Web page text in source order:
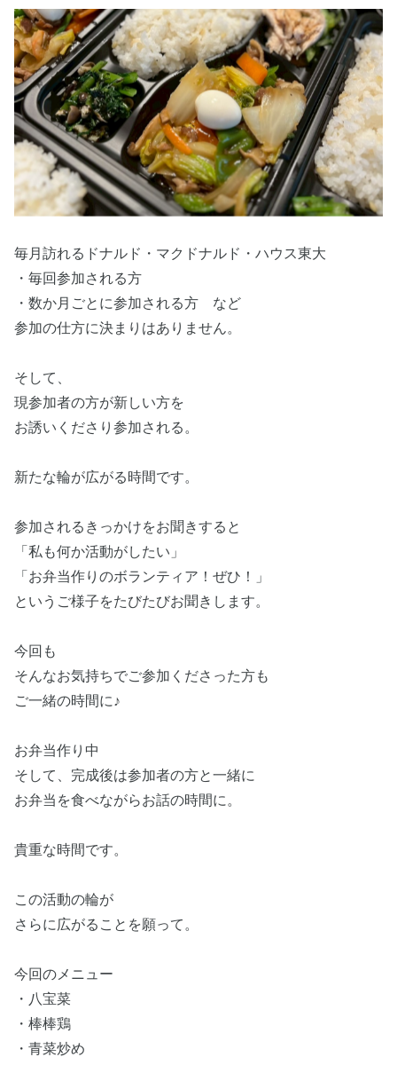
毎月訪れるドナルド・マクドナルド・ハウス東大
・毎回参加される方
・数か月ごとに参加される方 など
参加の仕方に決まりはありません。
そして、
現参加者の方が新しい方を
お誘いくださり参加される。
新たな輪が広がる時間です。
参加されるきっかけをお聞きすると
「私も何か活動がしたい」
「お弁当作りのボランティア！ぜひ！」
というご様子をたびたびお聞きします。
今回も
そんなお気持ちでご参加くださった方も
ご一緒の時間に♪
お弁当作り中
そして、完成後は参加者の方と一緒に
お弁当を食べながらお話の時間に。
貴重な時間です。
この活動の輪が
さらに広がることを願って。
今回のメニュー
・八宝菜
・棒棒鶏
・青菜炒め